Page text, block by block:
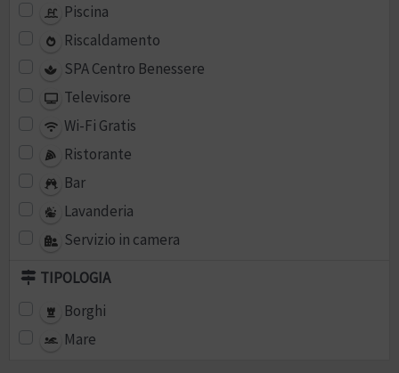
Piscina
Riscaldamento
SPA Centro Benessere
Televisore
Wi-Fi Gratis
Ristorante
Bar
Lavanderia
Servizio in camera
TIPOLOGIA
Borghi
Mare